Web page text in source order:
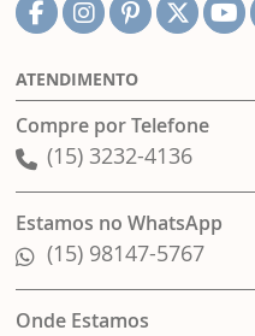
ATENDIMENTO
Compre por Telefone
(15) 3232-4136
Estamos no WhatsApp
(15) 98147-5767
Onde Estamos